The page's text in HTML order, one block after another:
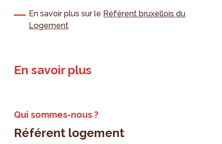
En savoir plus sur le Référent bruxellois du
Logement
En savoir plus
Qui sommes-nous ?
Référent logement